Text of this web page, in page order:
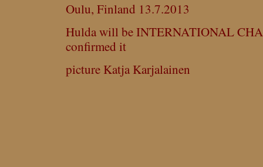
Oulu, Finland 13.7.2013
Hulda will be INTERNATIONAL
confirmed it
picture Katja Karjalainen